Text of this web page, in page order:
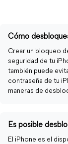
Cómo
Crear un bloqueo
seguridad de tu
también puede
contraseña de tu
maneras de
Es posible
El iPhone es el